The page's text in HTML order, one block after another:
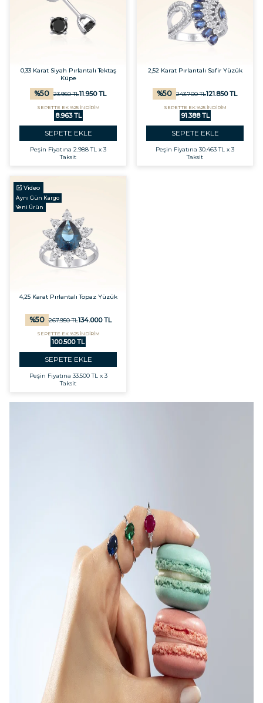
0,33 Karat Siyah Pırlantalı Tektaş
Küpe
%50 23.950TL11.950TL
SEPETTE EK %25 İNDİRİM
8.963 TL
SEPETE EKLE
Peşin Fiyatına 2.988 TL x 3
Taksit
2,52 Karat Pırlantalı Safir Yüzük
%50 243.700TL121.850TL
SEPETTE EK %25 İNDİRİM
91.388 TL
SEPETE EKLE
Peşin Fiyatına 30.463 TL x 3
Taksit
Video
Aynı Gün Kargo
Yeni Ürün
4,25 Karat Pırlantalı Topaz Yüzük
%50 267.950TL134.000TL
SEPETTE EK %25 İNDİRİM
100.500 TL
SEPETE EKLE
Peşin Fiyatına 33.500 TL x 3
Taksit